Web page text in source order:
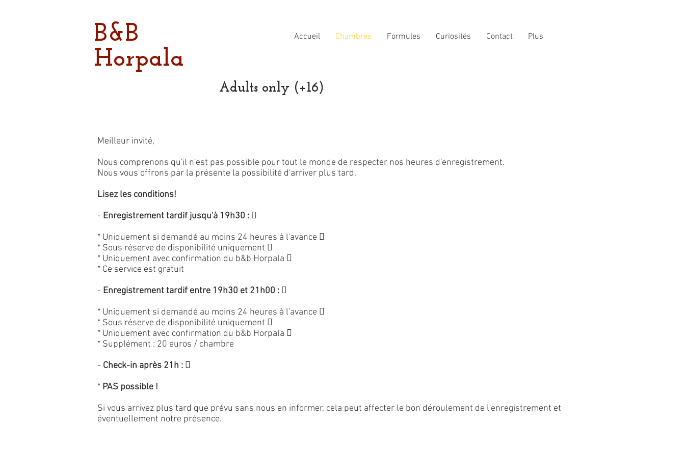
B&B
Horpala
Accueil Chambres Formules Curiosités Contact Plus
Adults only (+16)
Meilleur invité,
Nous comprenons qu'il n'est pas possible pour tout le monde de respecter nos heures d'enregistrement.
Nous vous offrons par la présente la possibilité d'arriver plus tard.
Lisez les conditions!
- Enregistrement tardif jusqu'à 19h30 : 
* Uniquement si demandé au moins 24 heures à l'avance 
* Sous réserve de disponibilité uniquement 
* Uniquement avec confirmation du b&b Horpala 
* Ce service est gratuit
- Enregistrement tardif entre 19h30 et 21h00 : 
* Uniquement si demandé au moins 24 heures à l'avance 
* Sous réserve de disponibilité uniquement 
* Uniquement avec confirmation du b&b Horpala 
* Supplément : 20 euros / chambre
- Check-in après 21h : 
* PAS possible !
Si vous arrivez plus tard que prévu sans nous en informer, cela peut affecter le bon déroulement de l'enregistrement et
éventuellement notre présence.